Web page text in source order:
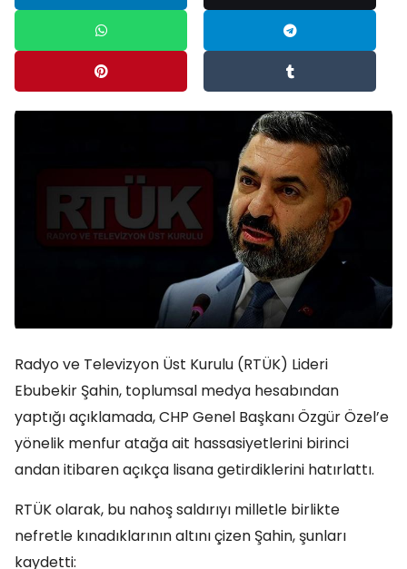
Radyo ve Televizyon Üst Kurulu (RTÜK) Lideri
Ebubekir Şahin, toplumsal medya hesabından
yaptığı açıklamada, CHP Genel Başkanı Özgür Özel’e
yönelik menfur atağa ait hassasiyetlerini birinci
andan itibaren açıkça lisana getirdiklerini hatırlattı.
RTÜK olarak, bu nahoş saldırıyı milletle birlikte
nefretle kınadıklarının altını çizen Şahin, şunları
kaydetti: